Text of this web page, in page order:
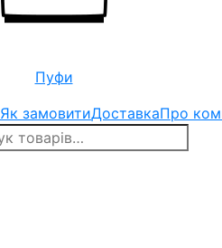
Пуфи
Як замовитиДоставкаПро